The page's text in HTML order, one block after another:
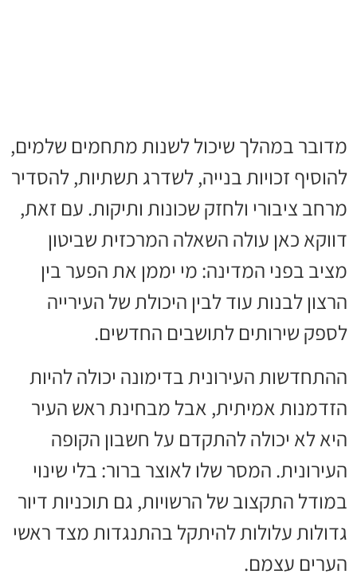
מדובר במהלך שיכול לשנות מתחמים שלמים,
להוסיף זכויות בנייה, לשדרג תשתיות, להסדיר
מרחב ציבורי ולחזק שכונות ותיקות. עם זאת,
דווקא כאן עולה השאלה המרכזית שביטון
מציב בפני המדינה: מי יממן את הפער בין
הרצון לבנות עוד לבין היכולת של העירייה
לספק שירותים לתושבים החדשים.
ההתחדשות העירונית בדימונה יכולה להיות
הזדמנות אמיתית, אבל מבחינת ראש העיר
היא לא יכולה להתקדם על חשבון הקופה
העירונית. המסר שלו לאוצר ברור: בלי שינוי
במודל התקצוב של הרשויות, גם תוכניות דיור
גדולות עלולות להיתקל בהתנגדות מצד ראשי
הערים עצמם.